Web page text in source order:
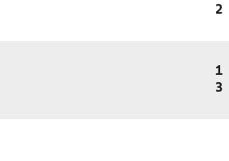
2
1
3